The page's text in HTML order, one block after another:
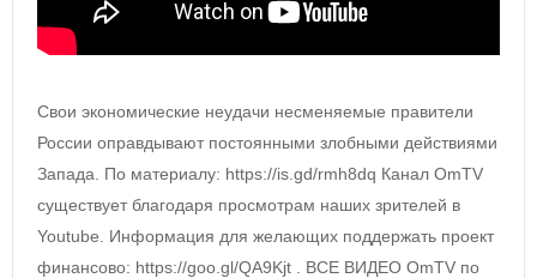
Свои экономические неудачи несменяемые правители
России оправдывают постоянными злобными действиями
Запада. По материалу: https://is.gd/rmh8dq Канал OmTV
существует благодаря просмотрам наших зрителей в
Youtube. Информация для желающих поддержать проект
финансово: https://goo.gl/QA9Kjt . ВСЕ ВИДЕО OmTV по